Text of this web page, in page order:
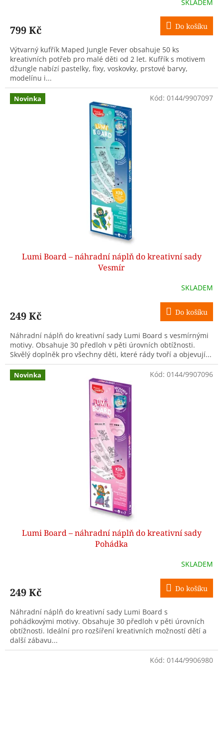
SKLADEM
799 Kč Do košíku
Výtvarný kufřík Maped Jungle Fever obsahuje 50 ks
kreativních potřeb pro malé děti od 2 let. Kufřík s motivem
džungle nabízí pastelky, fixy, voskovky, prstové barvy,
modelínu i...
Novinka
Lumi Board – náhradní náplň do kreativní sady
Vesmír
SKLADEM
249 Kč Do košíku
Náhradní náplň do kreativní sady Lumi Board s vesmírnými
motivy. Obsahuje 30 předloh v pěti úrovních obtížnosti.
Skvělý doplněk pro všechny děti, které rády tvoří a objevují...
Kód: 0144/9907097
Novinka
Lumi Board – náhradní náplň do kreativní sady
Pohádka
SKLADEM
249 Kč Do košíku
Náhradní náplň do kreativní sady Lumi Board s
pohádkovými motivy. Obsahuje 30 předloh v pěti úrovních
obtížnosti. Ideální pro rozšíření kreativních možností dětí a
další zábavu...
Kód: 0144/9907096
Kód: 0144/9906980